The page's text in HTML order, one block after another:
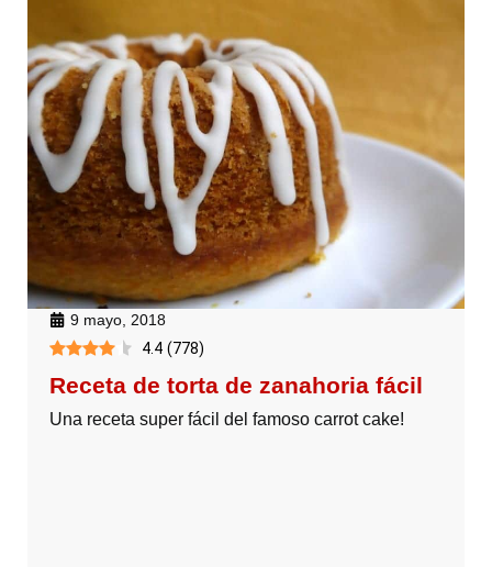
9 mayo, 2018
4.4 (778)
Receta de torta de zanahoria fácil
Una receta super fácil del famoso carrot cake!